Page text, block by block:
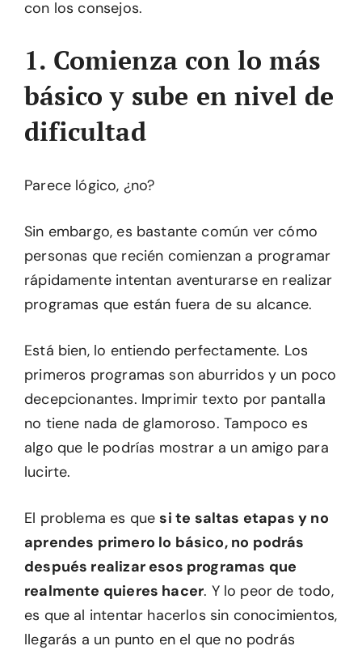
con los consejos.
1. Comienza con lo más
básico y sube en nivel de
dificultad
Parece lógico, ¿no?
Sin embargo, es bastante común ver cómo
personas que recién comienzan a programar
rápidamente intentan aventurarse en realizar
programas que están fuera de su alcance.
Está bien, lo entiendo perfectamente. Los
primeros programas son aburridos y un poco
decepcionantes. Imprimir texto por pantalla
no tiene nada de glamoroso. Tampoco es
algo que le podrías mostrar a un amigo para
lucirte.
El problema es quesi te saltas etapas y no
aprendes primero lo básico, no podrás
después realizar esos programas que
realmente quieres hacer. Y lo peor de todo,
es que al intentar hacerlos sin conocimientos,
llegarás a un punto en el que no podrás